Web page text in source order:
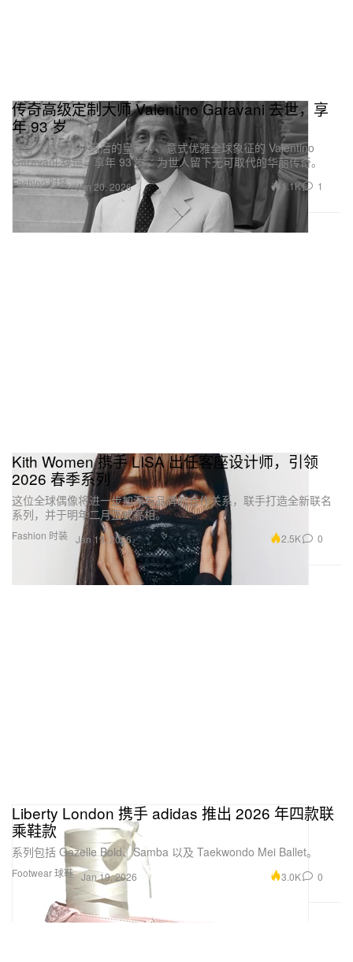
Fashion 时装
传奇高级定制大师 Valentino Garavani 去世，享
年 93 岁
被誉为时尚界「最后的皇帝」、意式优雅全球象征的 Valentino
Garavani 辞世，享年 93 岁，为世人留下无可取代的华丽传奇。
Jan 20, 2026 1.1K 1
Fashion 时装
Kith Women 携手 LISA 出任客座设计师，引领
2026 春季系列
这位全球偶像将进一步加深与品牌的合作关系，联手打造全新联名
系列，并于明年二月正式亮相。
Jan 19, 2026 2.5K 0
Footwear 球鞋
Liberty London 携手 adidas 推出 2026 年四款联
乘鞋款
系列包括 Gazelle Bold、Samba 以及 Taekwondo Mei Ballet。
Jan 19, 2026 3.0K 0